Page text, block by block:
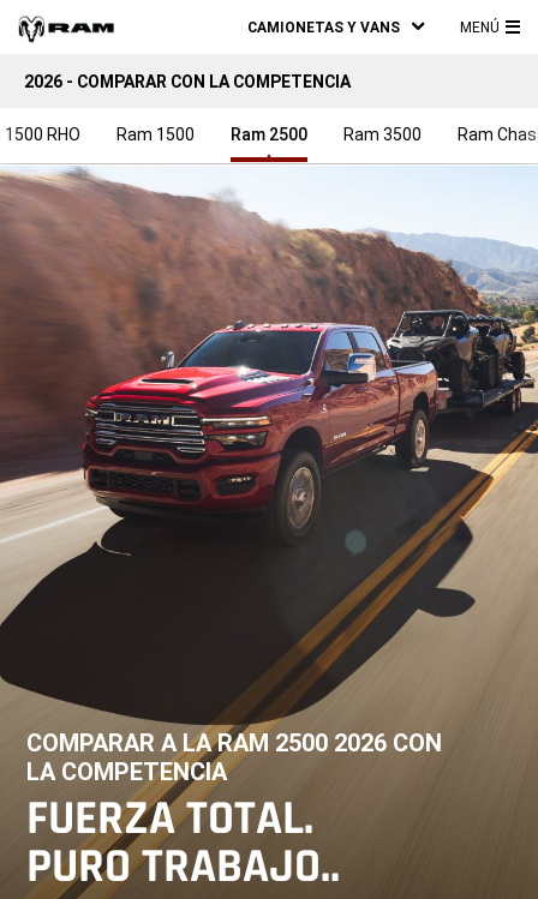
CAMIONETAS Y VANS MENÚ
2026 - COMPARAR CON LA COMPETENCIA
RHO Ram 1500 Ram 2500 Ram 3500 Ram
COMPARAR A LA RAM 2500 2026 CON
LA COMPETENCIA
FUERZA TOTAL.
PURO TRABAJO..